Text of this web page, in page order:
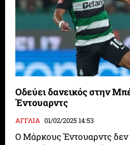
Οδεύει δανεικός στην
Έντουαρντς
ΑΓΓΛΙΑ 01/02/2025 14:53
Ο Μάρκους Έντουαρντς δεν